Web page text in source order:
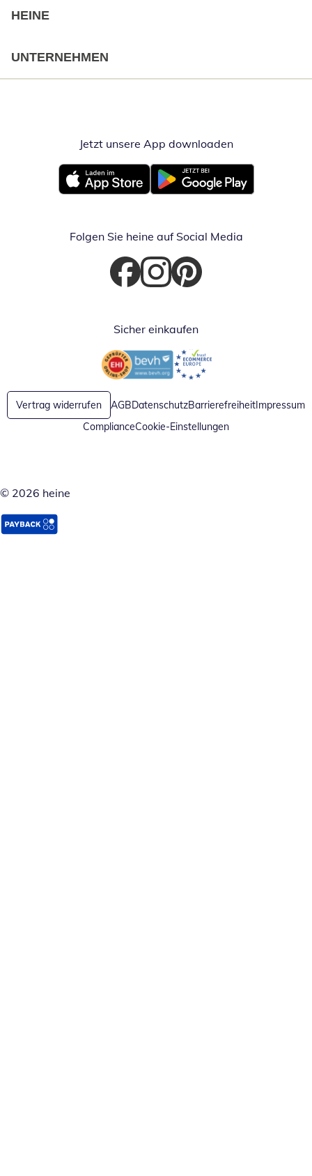
HEINE
UNTERNEHMEN
Jetzt unsere App downloadenÖffnet in
Öffnet in neuem FensterÖffnet in neuem Fenster
Folgen Sie heine auf Social Media
Öffnet in neuem Fenster
Öffnet in neuem Fenster
Öffnet in neuem Fenster
Sicher einkaufen
Öffnet in neuem FensterÖffnet in neuem Fenster
Vertrag widerrufen AGBDatenschutzBarrierefreiheitImpressum
ComplianceCookie-Einstellungen
© 2026 heine